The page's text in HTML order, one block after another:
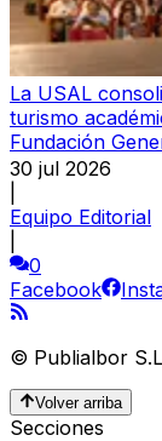
La USAL
turismo
Fundación
30 jul 2026
Equipo Editorial
0
Facebook
© Publialbor
Volver arriba
Secciones